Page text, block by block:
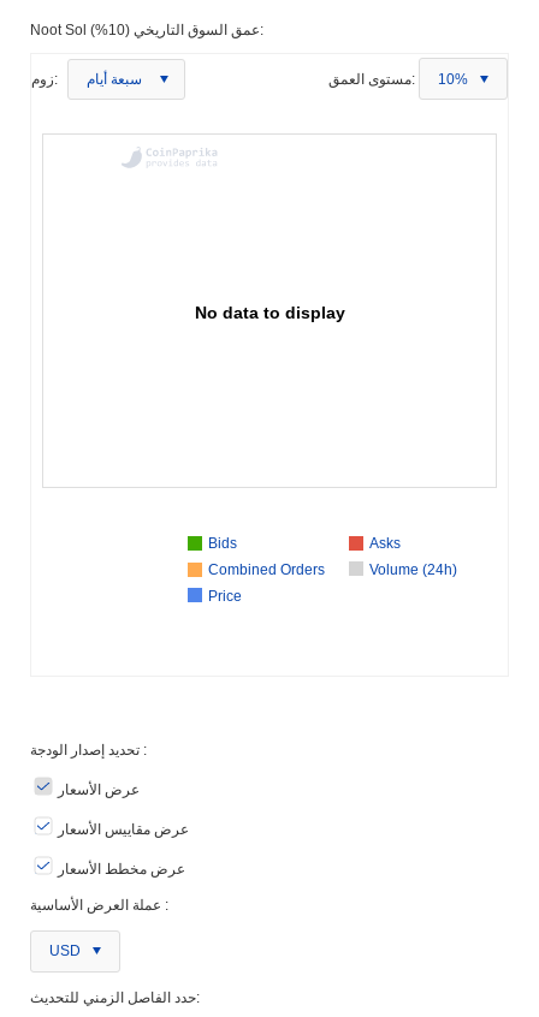
Noot Sol عمق السوق التاريخي (10%):
زوم: سبعة أيام مستوى العمق: 10%
No data to display
Bids
Asks
Combined Orders
Volume (24h)
Price
تحديد إصدار الودجة :
عرض الأسعار
عرض مقاييس الأسعار
عرض مخطط الأسعار
عملة العرض الأساسية :
USD
حدد الفاصل الزمني للتحديث: